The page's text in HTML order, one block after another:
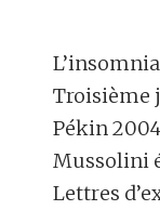
Troisième
Pékin
Mussolini
Lettres